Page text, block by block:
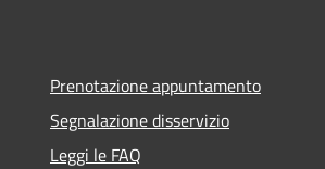
Prenotazione appuntamento
Segnalazione disservizio
Leggi le FAQ